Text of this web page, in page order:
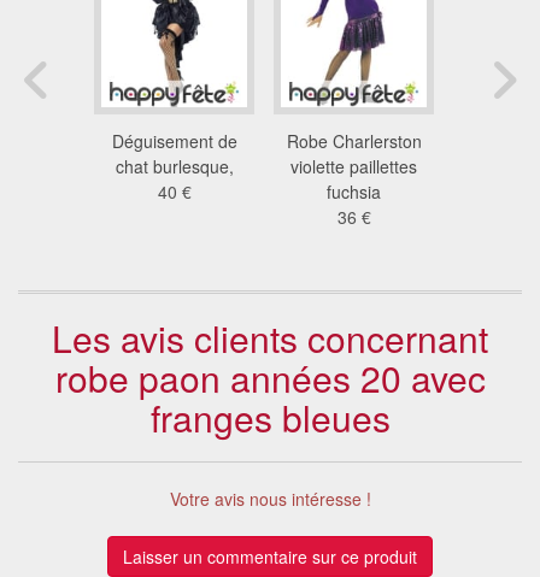
Déguisement de
chat burlesque,
40 €
Robe Charlerston
violette paillettes
fuchsia
36 €
Les avis clients concernant
robe paon années 20 avec
franges bleues
Votre avis nous intéresse !
Laisser un commentaire sur ce produit